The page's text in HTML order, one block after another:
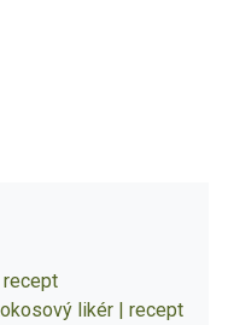
recept
likér | recept